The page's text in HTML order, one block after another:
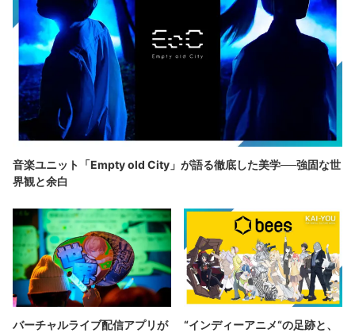
音楽ユニット「Empty old City」が語る徹底した美学──強固な世
界観と余白
バーチャルライブ配信アプリが
“インディーアニメ“の足跡と、